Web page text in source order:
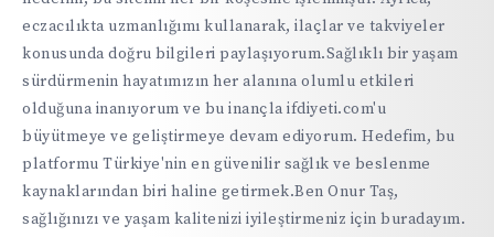
eczacılıkta uzmanlığımı kullanarak, ilaçlar ve takviyeler
konusunda doğru bilgileri paylaşıyorum.Sağlıklı bir yaşam
sürdürmenin hayatımızın her alanına olumlu etkileri
olduğuna inanıyorum ve bu inançla ifdiyeti.com'u
büyütmeye ve geliştirmeye devam ediyorum. Hedefim, bu
platformu Türkiye'nin en güvenilir sağlık ve beslenme
kaynaklarından biri haline getirmek.Ben Onur Taş,
sağlığınızı ve yaşam kalitenizi iyileştirmeniz için buradayım.